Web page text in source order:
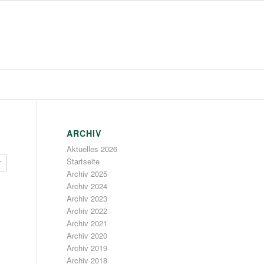
ARCHIV
Aktuelles 2026
Startseite
Archiv 2025
Archiv 2024
Archiv 2023
Archiv 2022
Archiv 2021
Archiv 2020
Archiv 2019
Archiv 2018